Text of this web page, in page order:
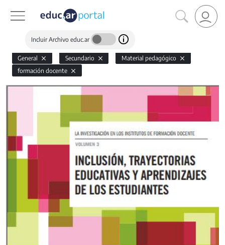
Incluir Archivo educ.ar
General Secundario
Material pedagógico
formación docente